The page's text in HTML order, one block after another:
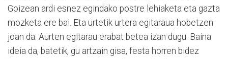
Goizean ardi esnez egindako postre lehiaketa eta gazta
mozketa ere bai. Eta urtetik urtera egitaraua hobetzen
joan da. Aurten egitarau erabat betea izan dugu. Baina
ideia da, batetik, gu artzain gisa, festa horren bidez